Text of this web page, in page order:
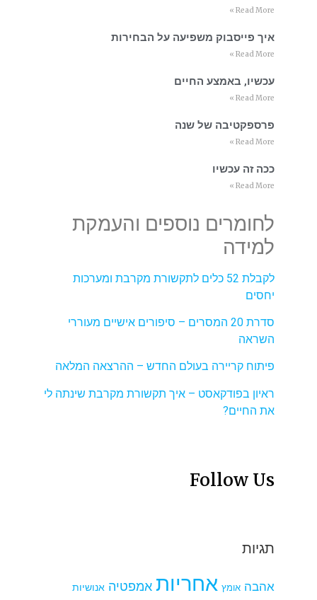
Read More »
איך פייסבוק משפיעה על הבחירות
Read More »
עכשיו, באמצע החיים
Read More »
פרספקטיבה של שנה
Read More »
ככה זה עכשיו
Read More »
לחומרים נוספים והעמקת
למידה
לקבלת 52 כלים לתקשורת מקרבת ומערכות
יחסים
סדרת 20 המסרים – סיפורים אישיים מעוררי
השראה
פיתוח קריירה בעולם החדש – ההרצאה המלאה
ראיון בפודקאסט – איך תקשורת מקרבת שינתה לי
את החיים?
Follow Us
תגיות
אהבה אומץ אחריות אמפטיה אנושיות